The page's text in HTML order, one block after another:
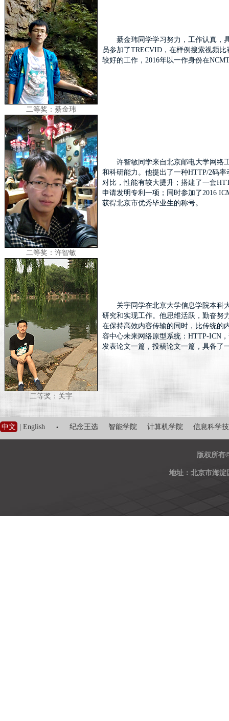
二等奖：綦金玮
綦金玮同学学习努力，工作认真，
员参加了TRECVID，在样例搜索视频
较好的工作，2016年以一作身份在
二等奖：许智敏
许智敏同学来自北京邮电大学网络
和科研能力。他提出了一种HTTP/2码
对比，性能有较大提升；搭建了一套
申请发明专利一项；同时参加了2016
获得北京市优秀毕业生的称号。
二等奖：关宇
关宇同学在北京大学信息学院本科
研究和实现工作。他思维活跃，勤奋努
在保持高效内容传输的同时，比传统的
容中心未来网络原型系统：HTTP-ICN
发表论文一篇，投稿论文一篇，具备了
中文 English · 纪念王选 智能学院 计算机学院 信息科学
版权所有
地址：北京市海